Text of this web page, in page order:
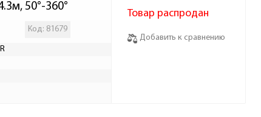
50°-360°
Код: 81679
Товар распродан
Добавить к сравнению